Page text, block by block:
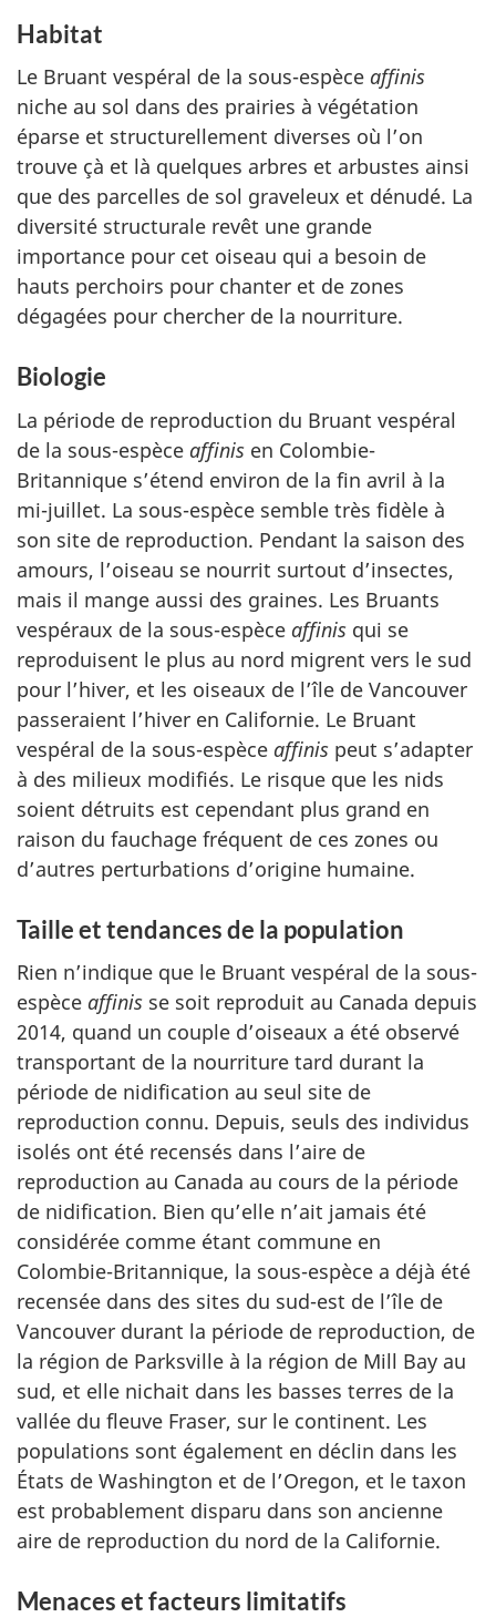
Habitat
Le Bruant vespéral de la sous-espèce affinis
niche au sol dans des prairies à végétation
éparse et structurellement diverses où l’on
trouve çà et là quelques arbres et arbustes ainsi
que des parcelles de sol graveleux et dénudé. La
diversité structurale revêt une grande
importance pour cet oiseau qui a besoin de
hauts perchoirs pour chanter et de zones
dégagées pour chercher de la nourriture.
Biologie
La période de reproduction du Bruant vespéral
de la sous-espèce affinis en Colombie-
Britannique s’étend environ de la fin avril à la
mi-juillet. La sous-espèce semble très fidèle à
son site de reproduction. Pendant la saison des
amours, l’oiseau se nourrit surtout d’insectes,
mais il mange aussi des graines. Les Bruants
vespéraux de la sous-espèce affinis qui se
reproduisent le plus au nord migrent vers le sud
pour l’hiver, et les oiseaux de l’île de Vancouver
passeraient l’hiver en Californie. Le Bruant
vespéral de la sous-espèce affinis peut s’adapter
à des milieux modifiés. Le risque que les nids
soient détruits est cependant plus grand en
raison du fauchage fréquent de ces zones ou
d’autres perturbations d’origine humaine.
Taille et tendances de la population
Rien n’indique que le Bruant vespéral de la sous-
espèce affinis se soit reproduit au Canada depuis
2014, quand un couple d’oiseaux a été observé
transportant de la nourriture tard durant la
période de nidification au seul site de
reproduction connu. Depuis, seuls des individus
isolés ont été recensés dans l’aire de
reproduction au Canada au cours de la période
de nidification. Bien qu’elle n’ait jamais été
considérée comme étant commune en
Colombie-Britannique, la sous-espèce a déjà été
recensée dans des sites du sud-est de l’île de
Vancouver durant la période de reproduction, de
la région de Parksville à la région de Mill Bay au
sud, et elle nichait dans les basses terres de la
vallée du fleuve Fraser, sur le continent. Les
populations sont également en déclin dans les
États de Washington et de l’Oregon, et le taxon
est probablement disparu dans son ancienne
aire de reproduction du nord de la Californie.
Menaces et facteurs limitatifs